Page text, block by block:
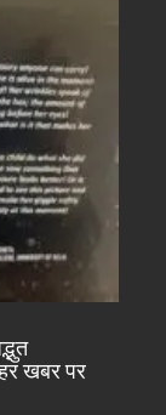
खबर पर